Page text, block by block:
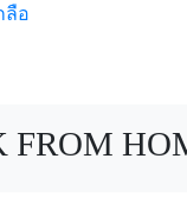
ลือ
FROM